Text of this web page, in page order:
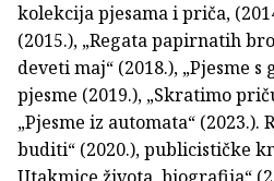
kolekcija pjesama i priča,
(2015.), „Regata papirnatih
deveti maj“ (2018.), „Pjesme s
pjesme (2019.), „Skratimo
„Pjesme iz automata“ (2023.).
buditi“ (2020.), publicističke